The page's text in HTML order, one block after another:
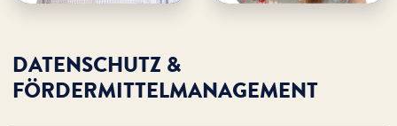
DATENSCHUTZ &
FÖRDERMITTELMANAGEMENT